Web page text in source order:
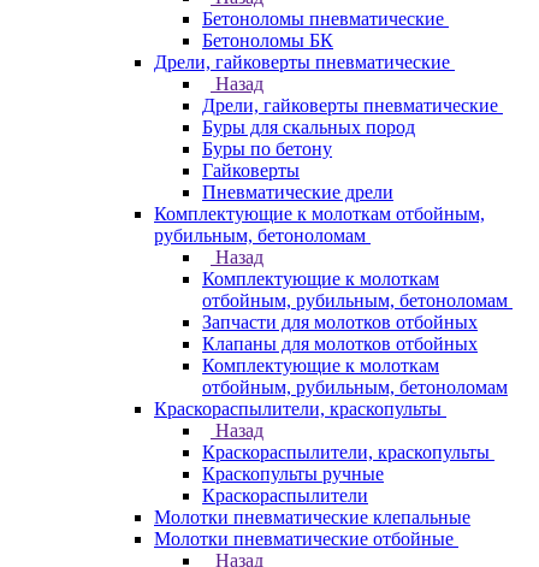
Бетоноломы пневматические
Бетоноломы БК
Дрели, гайковерты пневматические
Назад
Дрели, гайковерты пневматические
Буры для скальных пород
Буры по бетону
Гайковерты
Пневматические дрели
Комплектующие к молоткам отбойным,
рубильным, бетоноломам
Назад
Комплектующие к молоткам
отбойным, рубильным, бетоноломам
Запчасти для молотков отбойных
Клапаны для молотков отбойных
Комплектующие к молоткам
отбойным, рубильным, бетоноломам
Краскораспылители, краскопульты
Назад
Краскораспылители, краскопульты
Краскопульты ручные
Краскораспылители
Молотки пневматические клепальные
Молотки пневматические отбойные
Назад